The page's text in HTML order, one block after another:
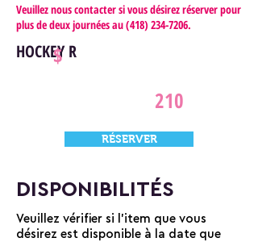
Veuillez nous contacter si vous désirez réserver pour
plus de deux journées au(418) 234-7206.
HOCKEY R
$
210
RÉSERVER
DISPONIBILITÉS
Veuillez vérifier si l'item que vous
désirez est disponible à la date que